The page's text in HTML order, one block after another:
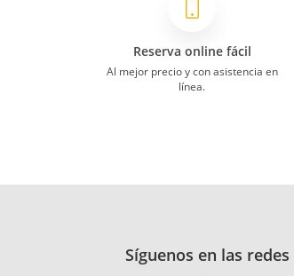
Reserva online fácil
Al mejor precio y con asistencia en
línea.
Síguenos en las redes